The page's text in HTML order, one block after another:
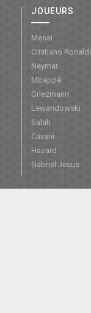
JOUEURS
Messi
Cristiano
Neymar
Mbappé
Griezmann
Lewandowski
Salah
Cavani
Hazard
Gabriel Jesus